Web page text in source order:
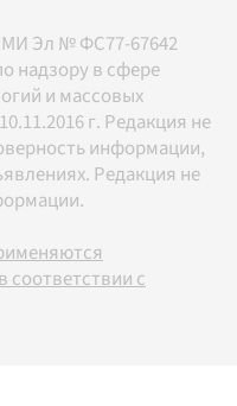
Эл № ФС77-67642
надзору в сфере
и массовых
г. Редакция не
информации,
Редакция не
соответствии с